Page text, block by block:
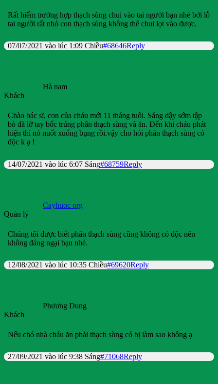
Rất hiếm trường hợp thạch sùng chui vào tai người bạn nhé bởi lỗ
tai người rất nhỏ con thạch sùng không thể chui lọt vào được.
07/07/2021 vào lúc 1:09 Chiều#68646Reply
Hà nam
Khách
Chào bác sĩ, con của cháu mới 11 tháng tuổi. Sáng dậy sớm tập
bò đã lỡ tay bốc trúng phân thạch sùng và ăn. Đến khi cháu phát
hiện thì nó nuốt xuống bụng rồi.vậy cho hỏi phân thạch sùng có
độc k ạ !
14/07/2021 vào lúc 6:07 Sáng#68759Reply
Cayhuoc org
Quản lý
Chúng tôi được biết phân thạch sùng cũng không có độc nên
không đáng ngại bạn nhé.
12/08/2021 vào lúc 10:35 Chiều#69620Reply
Phương Dung
Khách
Nếu chó nhà cháu ăn phải thạch sùng có bị làm sao không ạ
27/09/2021 vào lúc 9:38 Sáng#71068Reply